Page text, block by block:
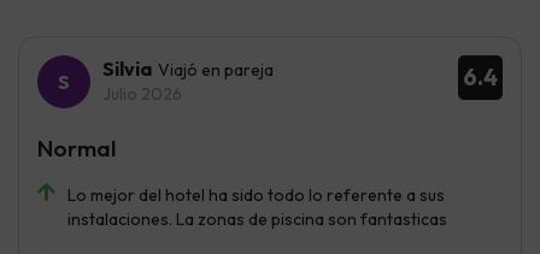
6.4
Silvia Viajó en pareja
Julio 2026
Lo mejor del hotel ha sido todo lo referente a sus
instalaciones. La zonas de piscina son fantasticas
Normal